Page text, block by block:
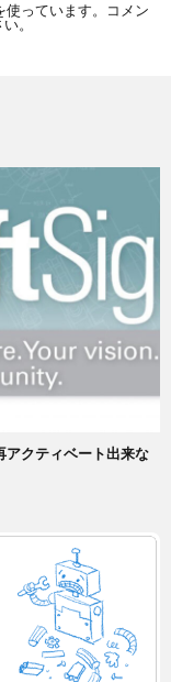
っています。
コメン
い。
クティベート出来な